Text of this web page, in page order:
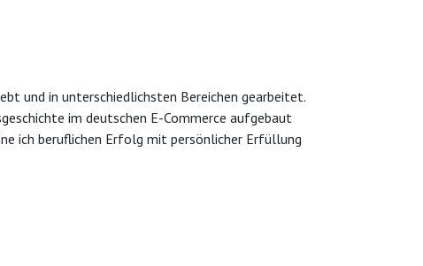
und in unterschiedlichsten Bereichen gearbeitet.
im deutschen E-Commerce aufgebaut
ich beruflichen Erfolg mit persönlicher Erfüllung